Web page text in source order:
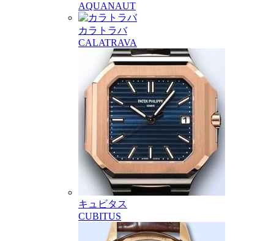
AQUANAUT
カラトラバ
CALATRAVA
キュビタス
CUBITUS